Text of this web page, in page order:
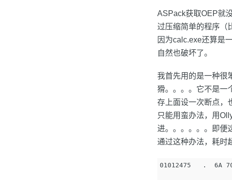
ASPack获取OEP就
过压缩简单的程序（
因为calc.exe还算是
自然也破坏了。
我首先用的是一种很
猾。。。。它不是一
存上面设一次断点，
只能用蛮办法，用
进。。。。。。即便
通过这种办法，耗时
01012475   .  6A